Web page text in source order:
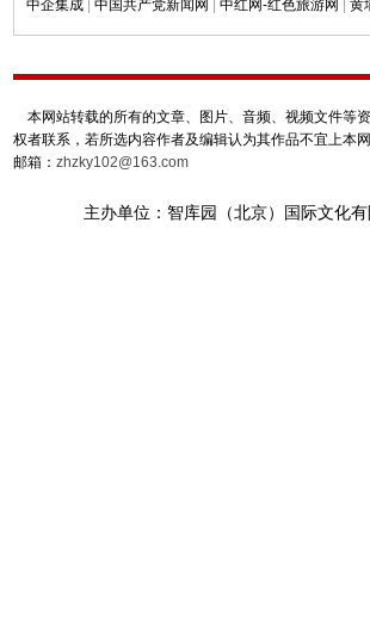
中企集成 | 中国共产党新闻网 | 中红网-红色旅游网 | 黄
本网站转载的所有的文章、图片、音频、视频文件等
权者联系，若所选内容作者及编辑认为其作品不宜上本
邮箱： zhzky102@163.com
主办单位：智库园（北京）国际文化